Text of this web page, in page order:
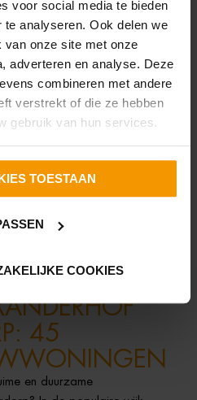
voor social media te bieden
analyseren. Ook delen we
van onze site met onze
adverteren en analyse. Deze
combineren met andere
verstrekt of die ze hebben
gebruik van hun services.
TOESTAAN
COOKIES
A+++. Door
een douchewater-
hebben de
Voor dit systeem hebben alle
In overleg met de installateur
IN
45
en duurzame